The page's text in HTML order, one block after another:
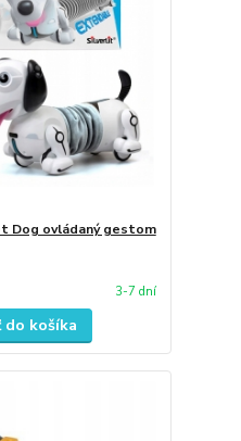
Dog ovládaný gestom
3-7 dní
do košíka